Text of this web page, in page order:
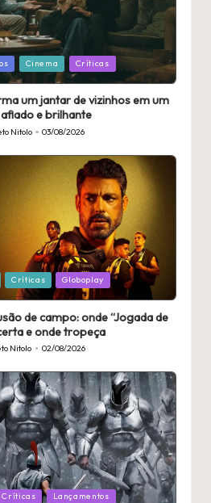
Cinema Críticas
um jantar de vizinhos em um
e brilhante
Nitolo 03/08/2026
Críticas Globoplay
de campo: onde “Jogada de
e onde tropeça
Nitolo 02/08/2026
Críticas Lançamentos